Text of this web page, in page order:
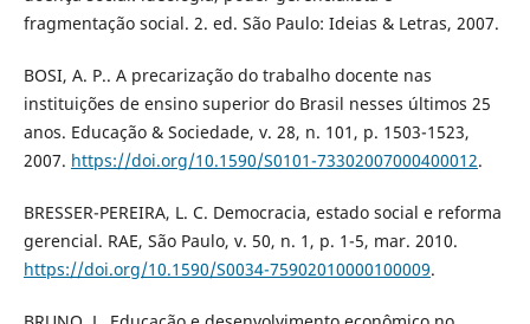
fragmentação social. 2. ed. São Paulo: Ideias & Letras, 2007.
BOSI, A. P.. A precarização do trabalho docente nas
instituições de ensino superior do Brasil nesses últimos 25
anos. Educação & Sociedade, v. 28, n. 101, p. 1503-1523,
2007. https://doi.org/10.1590/S0101-73302007000400012.
BRESSER-PEREIRA, L. C. Democracia, estado social e reforma
gerencial. RAE, São Paulo, v. 50, n. 1, p. 1-5, mar. 2010.
https://doi.org/10.1590/S0034-75902010000100009.